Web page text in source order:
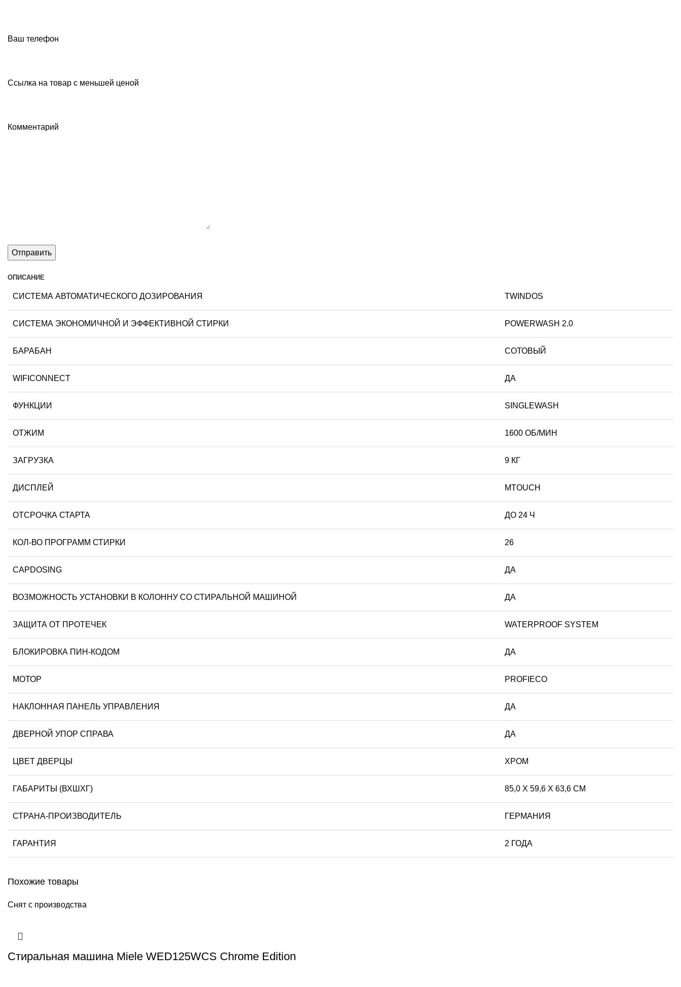
Ваш телефон
Ссылка на товар с меньшей ценой
Комментарий
ОПИСАНИЕ
СИСТЕМА АВТОМАТИЧЕСКОГО ДОЗИРОВАНИЯ TWINDOS
CИСТЕМА ЭКОНОМИЧНОЙ И ЭФФЕКТИВНОЙ СТИРКИ POWERWASH 2.0
БАРАБАН СОТОВЫЙ
WIFICONNECT ДА
ФУНКЦИИ SINGLEWASH
ОТЖИМ 1600 ОБ/МИН
ЗАГРУЗКА 9 КГ
ДИСПЛЕЙ MTOUCH
ОТСРОЧКА СТАРТА ДО 24 Ч
КОЛ-ВО ПРОГРАММ СТИРКИ 26
CAPDOSING ДА
ВОЗМОЖНОСТЬ УСТАНОВКИ В КОЛОННУ СО СТИРАЛЬНОЙ МАШИНОЙ ДА
ЗАЩИТА ОТ ПРОТЕЧЕК WATERPROOF SYSTEM
БЛОКИРОВКА ПИН-КОДОМ ДА
МОТОР PROFIECO
НАКЛОННАЯ ПАНЕЛЬ УПРАВЛЕНИЯ ДА
ДВЕРНОЙ УПОР СПРАВА ДА
ЦВЕТ ДВЕРЦЫ ХРОМ
ГАБАРИТЫ (ВХШХГ) 85,0 X 59,6 X 63,6 СМ
СТРАНА-ПРОИЗВОДИТЕЛЬ ГЕРМАНИЯ
ГАРАНТИЯ 2 ГОДА
Похожие товары
Снят с производства
Стиральная машина Miele WED125WCS Chrome Edition